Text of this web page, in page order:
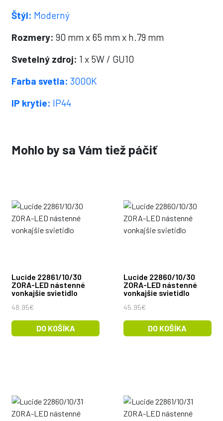
Štýl: Moderný
Rozmery: 90 mm x 65 mm x h.79 mm
Svetelný zdroj: 1 x 5W / GU10
Farba svetla: 3000K
IP krytie: IP44
Mohlo by sa Vám tiež páčiť
Lucide 22861/10/30
ZORA-LED nástenné
vonkajšie svietidlo
48.95€
DO KOŠÍKA
Lucide 22860/10/30
ZORA-LED nástenné
vonkajšie svietidlo
45.95€
DO KOŠÍKA